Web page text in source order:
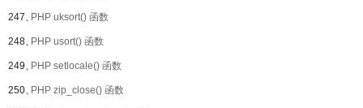
247、PHP uksort() 函数
248、PHP usort() 函数
249、PHP setlocale() 函数
250、PHP zip_close() 函数